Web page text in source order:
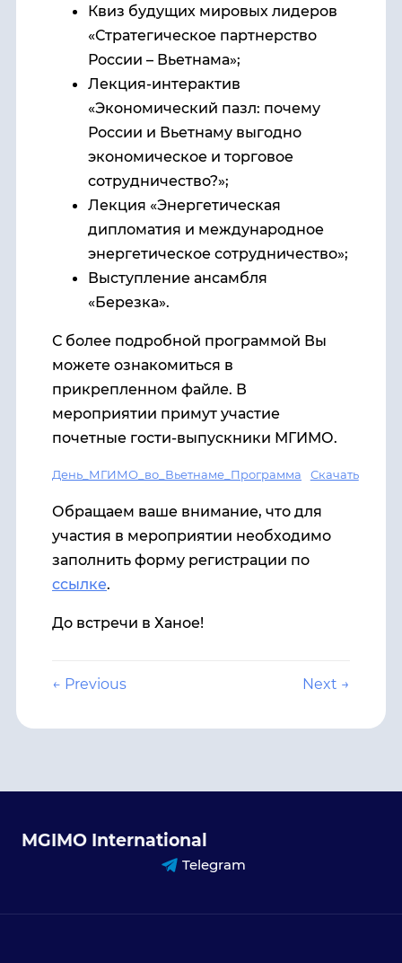
Квиз будущих мировых лидеров
«Стратегическое партнерство
России – Вьетнама»;
Лекция-интерактив
«Экономический пазл: почему
России и Вьетнаму выгодно
экономическое и торговое
сотрудничество?»;
Лекция «Энергетическая
дипломатия и международное
энергетическое сотрудничество»;
Выступление ансамбля
«Березка».
С более подробной программой Вы
можете ознакомиться в
прикрепленном файле. В
мероприятии примут участие
почетные гости-выпускники МГИМО.
День_МГИМО_во_Вьетнаме_Программа Скачать
Обращаем ваше внимание, что для
участия в мероприятии необходимо
заполнить форму регистрации по
ссылке.
До встречи в Ханое!
← Previous Next →
MGIMO International
Telegram